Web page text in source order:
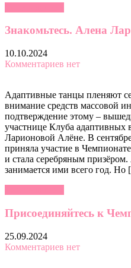
Знакомьтесь. Алена
10.10.2024
Комментариев нет
Адаптивные танцы пленяют
внимание средств массовой
подтверждение этому –
участнице Клуба адаптивных
Ларионовой Алёне. В
приняла участие в
и стала серебряным
занимается ими всего год.
Присоединяйтесь к
25.09.2024
Комментариев нет